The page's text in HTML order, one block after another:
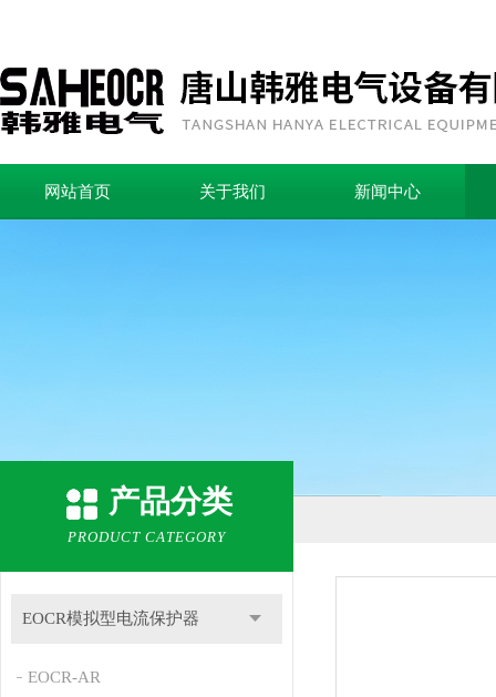
网站首页 关于我们 新闻中心
产品分类
PRODUCT CATEGORY
EOCR模拟型电流保护器
EOCR-AR